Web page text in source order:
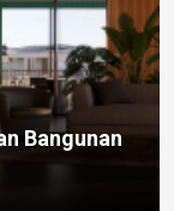
Bangunan